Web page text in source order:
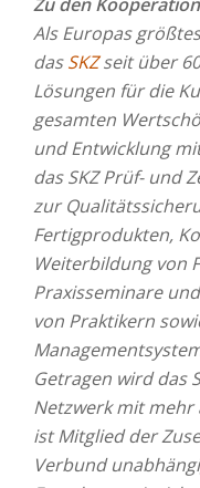
Als Europas
dasSKZseit über
Lösungen für die
gesamten
und Entwicklung
das SKZ Prüf- und
zur
Fertigprodukten,
Weiterbildung von
Praxisseminare
von Praktikern
Getragen wird das
Netzwerk mit mehr
ist Mitglied der
Verbund